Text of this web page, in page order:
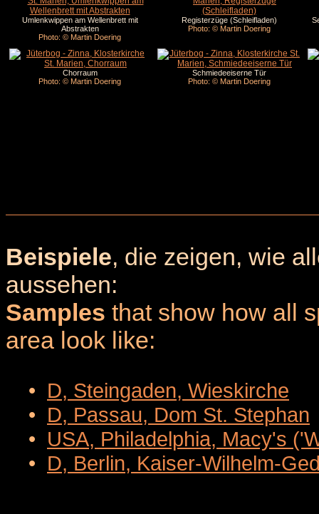
Umlenkwippen am Wellenbrett mit
Abstrakten
Photo: © Martin Doering
Registerzüge (Schleifladen)
Photo: © Martin Doering
Chorraum
Photo: © Martin Doering
Schmiedeeiserne Tür
Photo: © Martin Doering
Beispiele, die zeigen, wie
aussehen:
Samples that show how all
area look like:
• D, Steingaden, Wieskirche
• D, Passau, Dom St. Stephan
• USA, Philadelphia, Macy's
• D, Berlin, Kaiser-Wilhelm-